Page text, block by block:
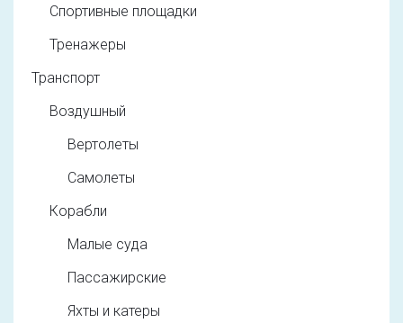
Спортивные площадки
Тренажеры
Транспорт
Воздушный
Вертолеты
Самолеты
Корабли
Малые суда
Пассажирские
Яхты и катеры